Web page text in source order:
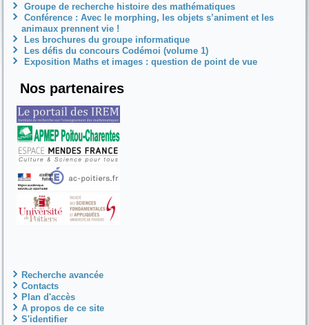
Groupe de recherche histoire des mathématiques
Conférence : Avec le morphing, les objets s’animent et les
animaux prennent vie !
Les brochures du groupe informatique
Les défis du concours Codémoi (volume 1)
Exposition Maths et images : question de point de vue
Nos partenaires
Recherche avancée
Contacts
Plan d'accès
A propos de ce site
S'identifier